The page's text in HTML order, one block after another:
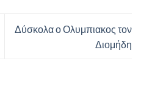
Δύσκολα ο Ολυμπιακος τον
Διομήδη